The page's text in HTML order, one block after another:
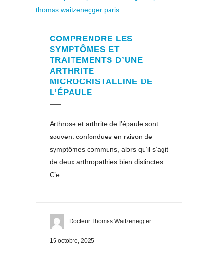
COMPRENDRE LES
SYMPTÔMES ET
TRAITEMENTS D’UNE
ARTHRITE
MICROCRISTALLINE DE
L’ÉPAULE
Arthrose et arthrite de l’épaule sont
souvent confondues en raison de
symptômes communs, alors qu’il s’agit
de deux arthropathies bien distinctes.
C’e
Docteur Thomas Waitzenegger
15 octobre, 2025